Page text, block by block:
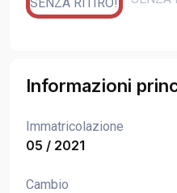
Informazioni
Immatricolazione
05 / 2021
Cambio